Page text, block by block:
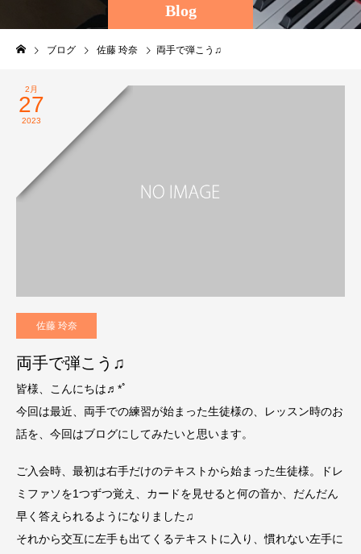
Blog
ブログ 佐藤 玲奈 両手で弾こう♫
2月
27
2023
佐藤 玲奈
両手で弾こう♫
皆様、こんにちは♬*ﾟ
今回は最近、両手での練習が始まった生徒様の、レッスン時のお
話を、今回はブログにしてみたいと思います。
ご入会時、最初は右手だけのテキストから始まった生徒様。ドレ
ミファソを1つずつ覚え、カードを見せると何の音か、だんだん
早く答えられるようになりました♫
それから交互に左手も出てくるテキストに入り、慣れない左手に